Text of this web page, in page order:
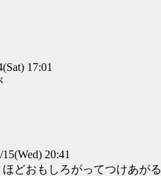
17:01
20:41
どおもしろがってつけあがる